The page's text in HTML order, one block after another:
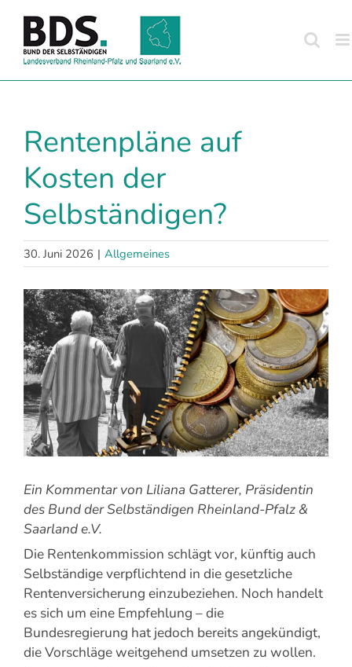
Inhalt
springen
Rentenpläne auf
Kosten der
Selbständigen?
30. Juni 2026 | Allgemeines
Zeige
grösseres
Bild
Ein Kommentar von Liliana Gatterer, Präsidentin
des Bund der Selbständigen Rheinland-Pfalz &
Saarland e.V.
Die Rentenkommission schlägt vor, künftig auch
Selbständige verpflichtend in die gesetzliche
Rentenversicherung einzubeziehen. Noch handelt
es sich um eine Empfehlung – die
Bundesregierung hat jedoch bereits angekündigt,
die Vorschläge weitgehend umsetzen zu wollen.